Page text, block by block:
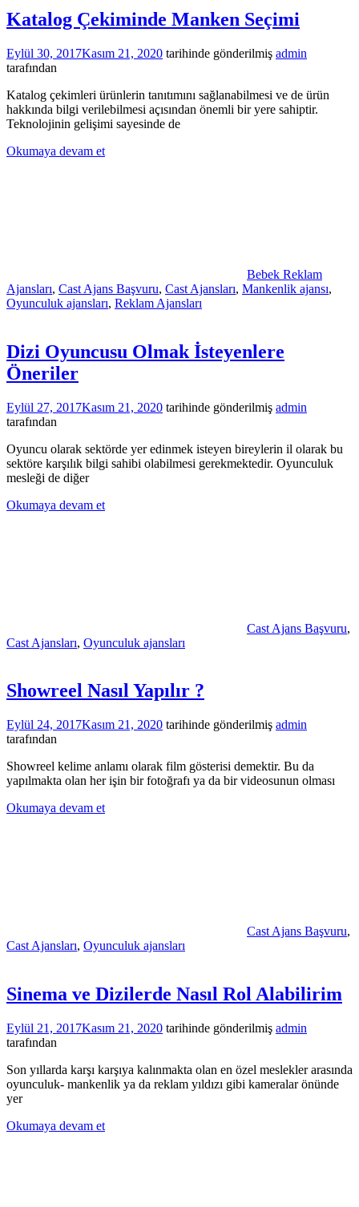
Katalog Çekiminde Manken Seçimi
Eylül 30, 2017Kasım 21, 2020 tarihinde gönderilmiş admin
tarafından
Katalog çekimleri ürünlerin tanıtımını sağlanabilmesi ve de ürün
hakkında bilgi verilebilmesi açısından önemli bir yere sahiptir.
Teknolojinin gelişimi sayesinde de
Okumaya devam et
Bebek Reklam
Ajansları, Cast Ajans Başvuru, Cast Ajansları, Mankenlik ajansı,
Oyunculuk ajansları, Reklam Ajansları
Dizi Oyuncusu Olmak İsteyenlere
Öneriler
Eylül 27, 2017Kasım 21, 2020 tarihinde gönderilmiş admin
tarafından
Oyuncu olarak sektörde yer edinmek isteyen bireylerin il olarak bu
sektöre karşılık bilgi sahibi olabilmesi gerekmektedir. Oyunculuk
mesleği de diğer
Okumaya devam et
Cast Ajans Başvuru,
Cast Ajansları, Oyunculuk ajansları
Showreel Nasıl Yapılır ?
Eylül 24, 2017Kasım 21, 2020 tarihinde gönderilmiş admin
tarafından
Showreel kelime anlamı olarak film gösterisi demektir. Bu da
yapılmakta olan her işin bir fotoğrafı ya da bir videosunun olması
Okumaya devam et
Cast Ajans Başvuru,
Cast Ajansları, Oyunculuk ajansları
Sinema ve Dizilerde Nasıl Rol Alabilirim
Eylül 21, 2017Kasım 21, 2020 tarihinde gönderilmiş admin
tarafından
Son yıllarda karşı karşıya kalınmakta olan en özel meslekler arasında
oyunculuk- mankenlik ya da reklam yıldızı gibi kameralar önünde
yer
Okumaya devam et